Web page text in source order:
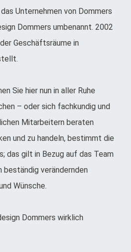
Unternehmen von Dommers
Dommers umbenannt. 2002
Geschäftsräume in
Sie hier nun in aller Ruhe
– oder sich fachkundig und
Mitarbeitern beraten
und zu handeln, bestimmt die
das gilt in Bezug auf das Team
beständig verändernden
Wünsche.
Dommers wirklich